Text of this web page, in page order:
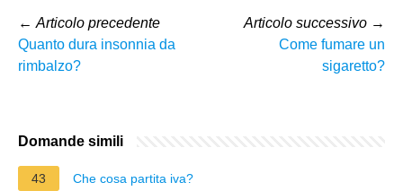
← Articolo precedente
Quanto dura insonnia da
rimbalzo?
Articolo successivo →
Come fumare un
sigaretto?
Domande simili
43 Che cosa partita iva?